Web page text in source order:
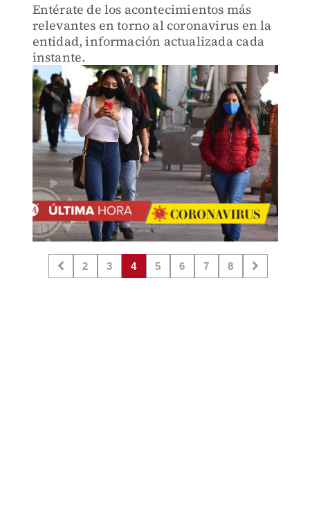
Entérate de los acontecimientos más
relevantes en torno al coronavirus en la
entidad, información actualizada cada
instante.
2 3 4 5 6 7 8